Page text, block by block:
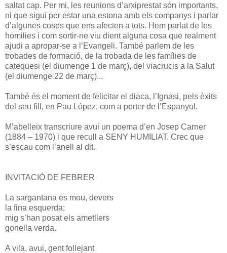
saltat cap. Per mi, les reunions d’arxiprestat són importants,
ni que sigui per estar una estona amb els companys i parlar
d’algunes coses que ens afecten a tots. Hem parlat de les
homilies i com sortir-ne viu dient alguna cosa que realment
ajudi a apropar-se a l’Evangeli. També parlem de les
trobades de formació, de la trobada de les famílies de
catequesi (el diumenge 1 de març), del viacrucis a la Salut
(el diumenge 22 de març)...
També és el moment de felicitar el diaca, l’Ignasi, pels èxits
del seu fill, en Pau López, com a porter de l’Espanyol.
M’abelleix transcriure avui un poema d’en Josep Carner
(1884 – 1970) i que recull a SENY HUMILIAT. Crec que
s’escau com l’anell al dit.
INVITACIÓ DE FEBRER
La sargantana es mou, devers
la fina esquerda;
mig s’han posat els ametllers
gonella verda.
A vila, avui, gent follejant